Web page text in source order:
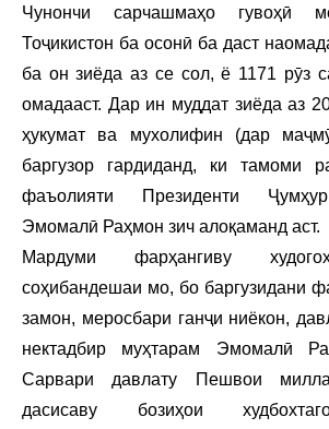
Чунончи сарчашмаҳо гувоҳӣ
Тоҷикистон ба осонӣ ба даст
ба он зиёда аз се сол, ё 1171 рӯз
омадааст. Дар ин муддат зиёда аз
ҳукумат ва мухолифин (дар
баргузор гардиданд, ки тамоми
фаъолияти Президенти
Эмомалӣ Раҳмон зич алоқаманд аст.
Мардуми фарҳангиву
соҳибандешаи мо, бо баргузидани
замон, меросбари ганҷи ниёкон,
нектадбир муҳтарам Эмомалӣ
Сарвари давлату Пешвои
дасисаву бозиҳои